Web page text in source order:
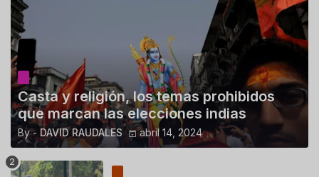
Casta y religión, los temas prohibidos
que marcan las elecciones indias
By - DAVID RAUDALES abril 14, 2024